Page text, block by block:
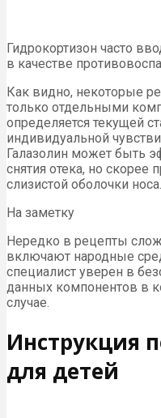
Гидрокортизон часто
в качестве
Как видно, некоторые
только отдельными
определяется текущей
индивидуальной
Галазолин может быть
снятия отека, но
слизистой оболочки носа.
На заметку
Нередко в рецепты
включают народные
специалист уверен в
данных компонентов в
случае.
Инструкция
для детей